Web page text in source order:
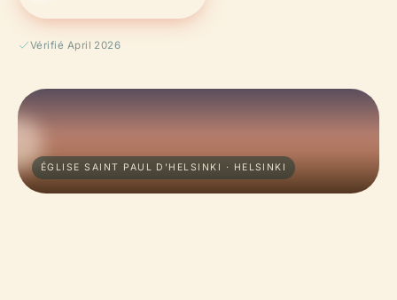
Vérifié April 2026
ÉGLISE SAINT PAUL D'HELSINKI · HELSINKI